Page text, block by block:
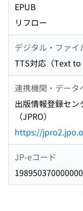
EPUB
リフロー
デジタル・ファイ
TTS対応（Text to
連携機関・データ
出版情報登録セン
（JPRO）
https://
JP-eコード